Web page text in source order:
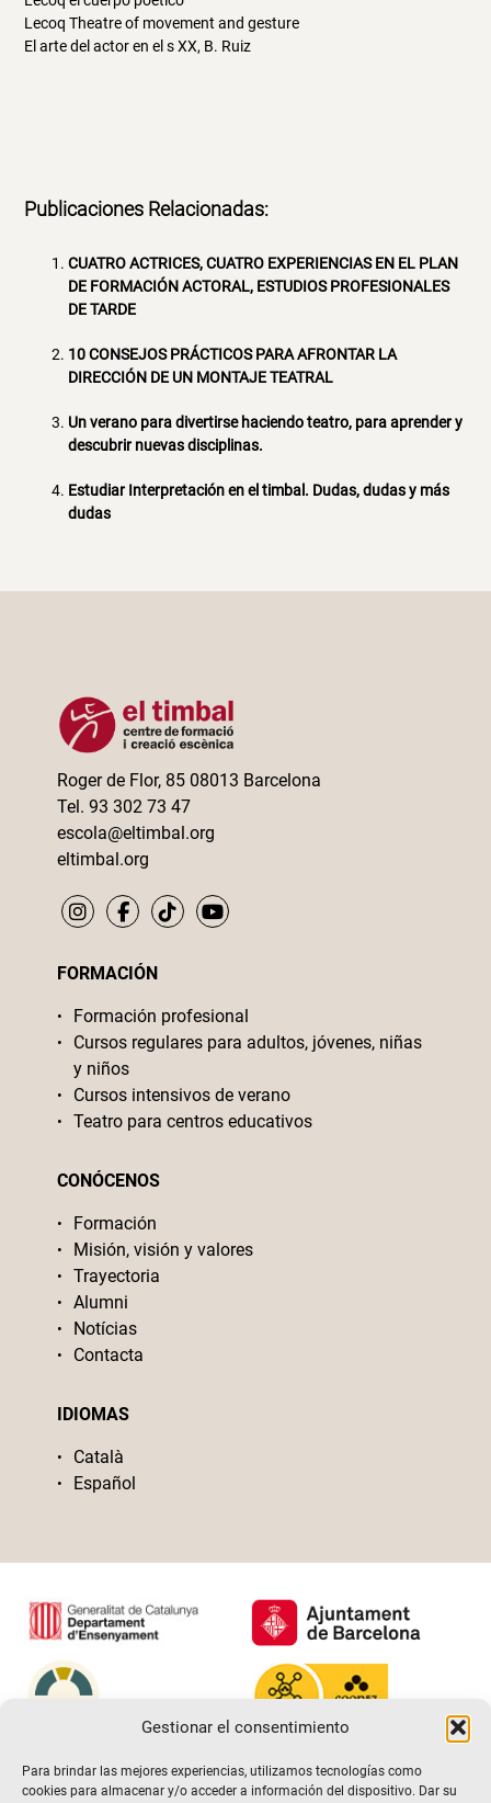
Gestionar el consentimiento
Para brindar las mejores experiencias, utilizamos tecnologías como
cookies para almacenar y/o acceder a información del dispositivo. Dar su
Lecoq Theatre of movement and gesture
El arte del actor en el s XX, B. Ruiz
Publicaciones Relacionadas:
CUATRO ACTRICES, CUATRO EXPERIENCIAS EN EL PLAN
DE FORMACIÓN ACTORAL, ESTUDIOS PROFESIONALES
DE TARDE
10 CONSEJOS PRÁCTICOS PARA AFRONTAR LA
DIRECCIÓN DE UN MONTAJE TEATRAL
Un verano para divertirse haciendo teatro, para aprender y
descubrir nuevas disciplinas.
Estudiar Interpretación en el timbal. Dudas, dudas y más
dudas
Roger de Flor, 85 08013 Barcelona
Tel. 93 302 73 47
escola@eltimbal.org
eltimbal.org
FORMACIÓN
Formación profesional
Cursos regulares para adultos, jóvenes, niñas
y niños
Cursos intensivos de verano
Teatro para centros educativos
CONÓCENOS
Formación
Misión, visión y valores
Trayectoria
Alumni
Notícias
Contacta
IDIOMAS
Català
Español